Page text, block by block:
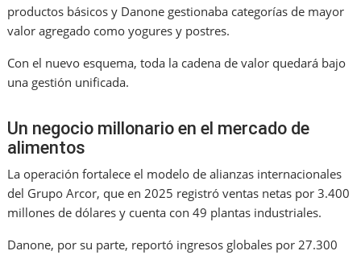
productos básicos y Danone gestionaba categorías de mayor
valor agregado como yogures y postres.
Con el nuevo esquema, toda la cadena de valor quedará bajo
una gestión unificada.
Un negocio millonario en el mercado de
alimentos
La operación fortalece el modelo de alianzas internacionales
del Grupo Arcor, que en 2025 registró ventas netas por 3.400
millones de dólares y cuenta con 49 plantas industriales.
Danone, por su parte, reportó ingresos globales por 27.300